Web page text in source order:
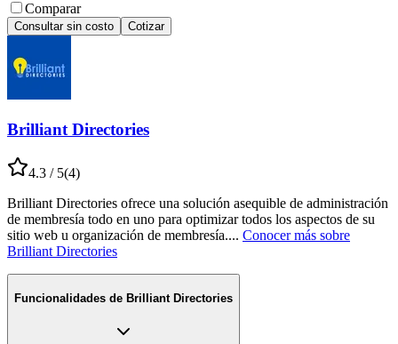
Comparar
Consultar sin costo Cotizar
Brilliant Directories
4.3 / 5(4)
Brilliant Directories ofrece una solución asequible de administración
de membresía todo en uno para optimizar todos los aspectos de su
sitio web u organización de membresía.... Conocer más sobre
Brilliant Directories
Funcionalidades de Brilliant Directories